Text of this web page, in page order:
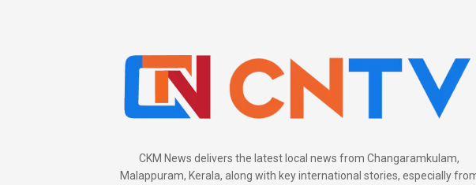
CKM News delivers the latest local news from Changaramkulam,
Malappuram, Kerala, along with key international stories, especially